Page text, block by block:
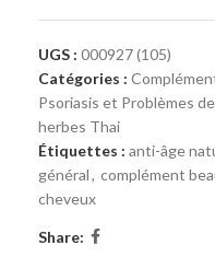
UGS : 000927 (105)
Catégories :
Psoriasis et Problèmes
herbes Thai
Étiquettes : anti-âge
général, complément
cheveux
Share: